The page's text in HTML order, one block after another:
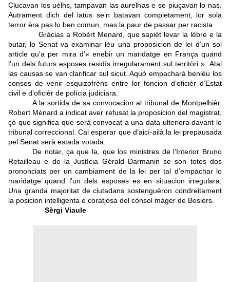
Clucavan los uèlhs, tampavan las aurelhas e se piuçavan lo nas.
Autrament dich del iatus se’n batavan completament, lor sola
terror èra pas lo ben comun, mas la paur de passar per racista.
Gràcias a Robèrt Menard, que sapièt levar la lèbre e la
butar, lo Senat va examinar lèu una proposicion de lei d’un sol
article qu'a per mira d’« enebir un maridatge en França quand
l'un dels futurs esposes residís irregularament sul territòri ». Atal
las causas se van clarificar sul sicut. Aquò empacharà benlèu los
conses de venir esquizofrèns entre lor foncion d’oficièr d’Estat
civil e d’oficièr de polícia judiciara.
A la sortida de sa convocacion al tribunal de Montpelhièr,
Robert Ménard a indicat aver refusat la proposicion del magistrat,
çò que significa que serà convocat a una data ulteriora davant lo
tribunal correccional.Cal esperar que d’aicí-ailà la lei prepausada
pel Senat serà estada votada.
De notar, ça que la, que los ministres de l'Interior Bruno
Retailleau e de la Justícia Gérald Darmanin se son totes dos
prononciats per un cambiament de la lei per tal d’empachar lo
maridatge quand l'un dels esposes es en situacion irregulara.
Una granda majoritat de ciutadans sostenguèron condreitament
la posicion intelligenta e coratjosa del cònsol màger de Besièrs.
Sèrgi Viaule